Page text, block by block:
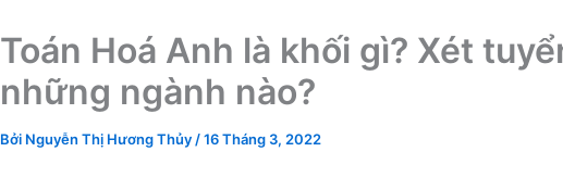
Toán Hoá Anh là khối gì? Xét
những ngành nào?
Bởi Nguyễn Thị Hương Thủy /16 Tháng 3, 2022